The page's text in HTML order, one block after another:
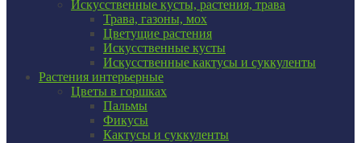
Искусственные кусты, растения, трава
Трава, газоны, мох
Цветущие растения
Искусственные кусты
Искусственные кактусы и суккуленты
Растения интерьерные
Цветы в горшках
Пальмы
Фикусы
Кактусы и суккуленты